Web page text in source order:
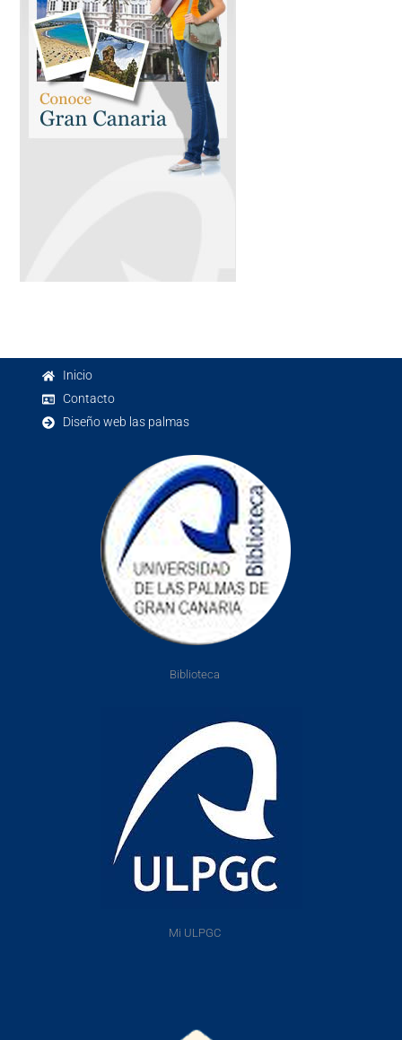
Inicio
Contacto
Diseño web las palmas
Biblioteca
Mi ULPGC